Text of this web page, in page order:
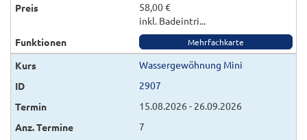
58,00 €
inkl. Badeintri...
Mehrfachkarte
Wassergewöhnung Mini
2907
15.08.2026 - 26.09.2026
7